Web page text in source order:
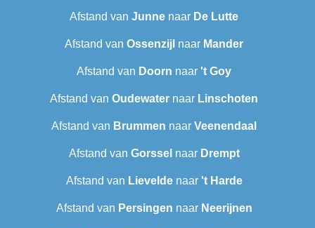
Afstand van Junne naar De Lutte
Afstand van Ossenzijl naar Mander
Afstand van Doorn naar 't Goy
Afstand van Oudewater naar Linschoten
Afstand van Brummen naar Veenendaal
Afstand van Gorssel naar Drempt
Afstand van Lieveldenaar 't Harde
Afstand van Persingen naar Neerijnen